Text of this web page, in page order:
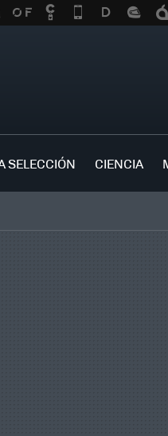
SELECCIÓN CIENCIA